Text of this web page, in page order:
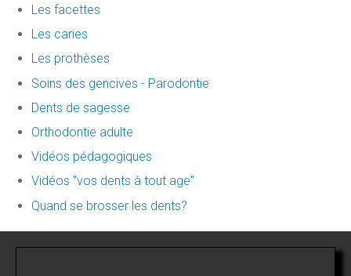
Les facettes
Les caries
Les prothèses
Soins des gencives - Parodontie
Dents de sagesse
Orthodontie adulte
Vidéos pédagogiques
Vidéos "vos dents à tout age"
Quand se brosser les dents?